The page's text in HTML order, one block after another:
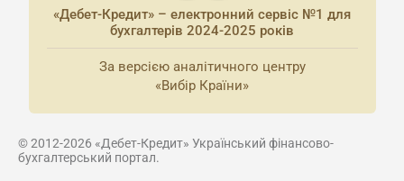
«Дебет-Кредит» – електронний сервіс №1 для
бухгалтерів 2024-2025 років
За версією аналітичного центру
«Вибір Країни»
© 2012-2026 «Дебет-Кредит» Український фінансово-
бухгалтерський портал.